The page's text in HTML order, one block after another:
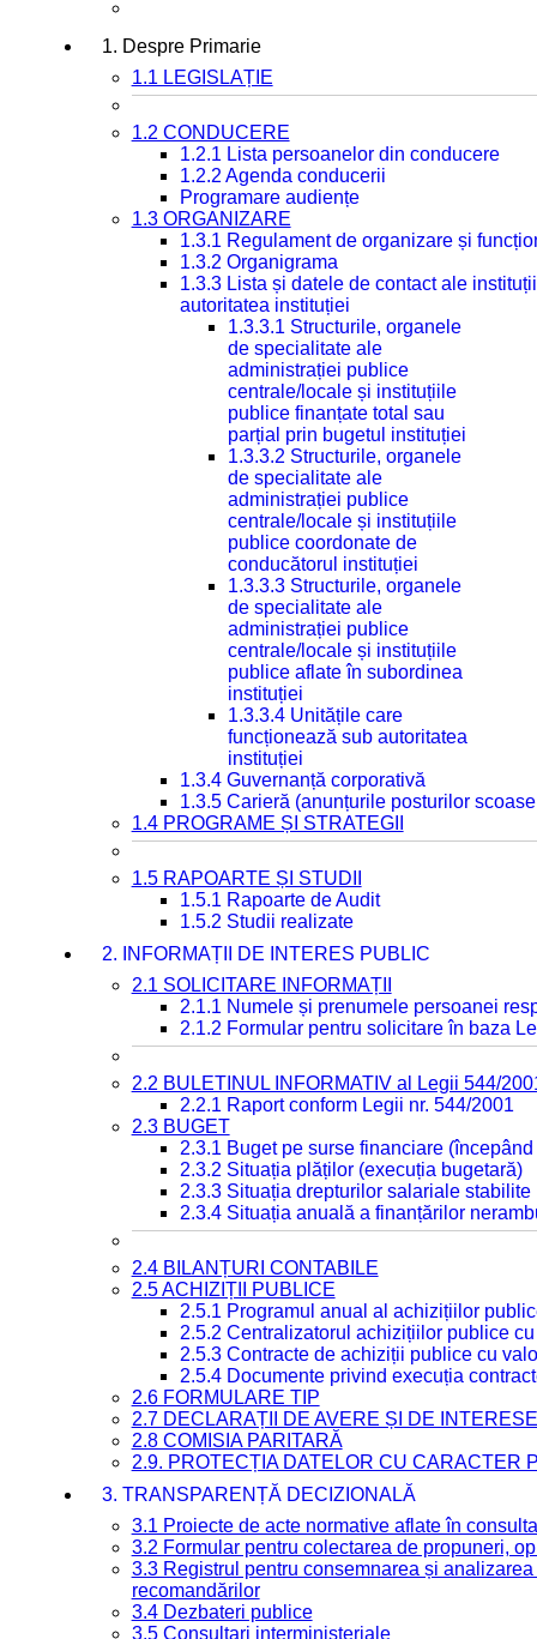
1. Despre Primarie
1.1 LEGISLAȚIE
1.2 CONDUCERE
1.2.1 Lista persoanelor din conducere
1.2.2 Agenda conducerii
Programare audiențe
1.3 ORGANIZARE
1.3.1 Regulament de organizare și
1.3.2 Organigrama
1.3.3 Lista și datele de contact ale
autoritatea instituției
1.3.3.1 Structurile, organele
de specialitate ale
administrației publice
centrale/locale și instituțiile
publice finanțate total sau
parțial prin bugetul instituției
1.3.3.2 Structurile, organele
de specialitate ale
administrației publice
centrale/locale și instituțiile
publice coordonate de
conducătorul instituției
1.3.3.3 Structurile, organele
de specialitate ale
administrației publice
centrale/locale și instituțiile
publice aflate în subordinea
instituției
1.3.3.4 Unitățile care
funcționează sub autoritatea
instituției
1.3.4 Guvernanță corporativă
1.3.5 Carieră (anunțurile posturilor
1.4 PROGRAME ȘI STRATEGII
1.5 RAPOARTE ȘI STUDII
1.5.1 Rapoarte de Audit
1.5.2 Studii realizate
2. INFORMAȚII DE INTERES PUBLIC
2.1 SOLICITARE INFORMAȚII
2.1.1 Numele și prenumele persoanei
2.1.2 Formular pentru solicitare în baza
2.2 BULETINUL INFORMATIV al Legii 544/
2.2.1 Raport conform Legii nr. 544/2001
2.3 BUGET
2.3.1 Buget pe surse financiare
2.3.2 Situația plăților (execuția bugetară)
2.3.3 Situația drepturilor salariale
2.3.4 Situația anuală a finanțărilor
2.4 BILANȚURI CONTABILE
2.5 ACHIZIȚII PUBLICE
2.5.1 Programul anual al achizițiilor
2.5.2 Centralizatorul achizițiilor publice
2.5.3 Contracte de achiziții publice cu
2.5.4 Documente privind execuția
2.6 FORMULARE TIP
2.7 DECLARAȚII DE AVERE ȘI DE INTERESE
2.8 COMISIA PARITARĂ
2.9. PROTECȚIA DATELOR CU CARACTER
3. TRANSPARENȚĂ DECIZIONALĂ
3.1 Proiecte de acte normative aflate în
3.2 Formular pentru colectarea de propuneri,
3.3 Registrul pentru consemnarea și
recomandărilor
3.4 Dezbateri publice
3.5 Consultari interministeriale